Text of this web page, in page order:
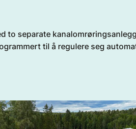
to separate
til å regulere seg